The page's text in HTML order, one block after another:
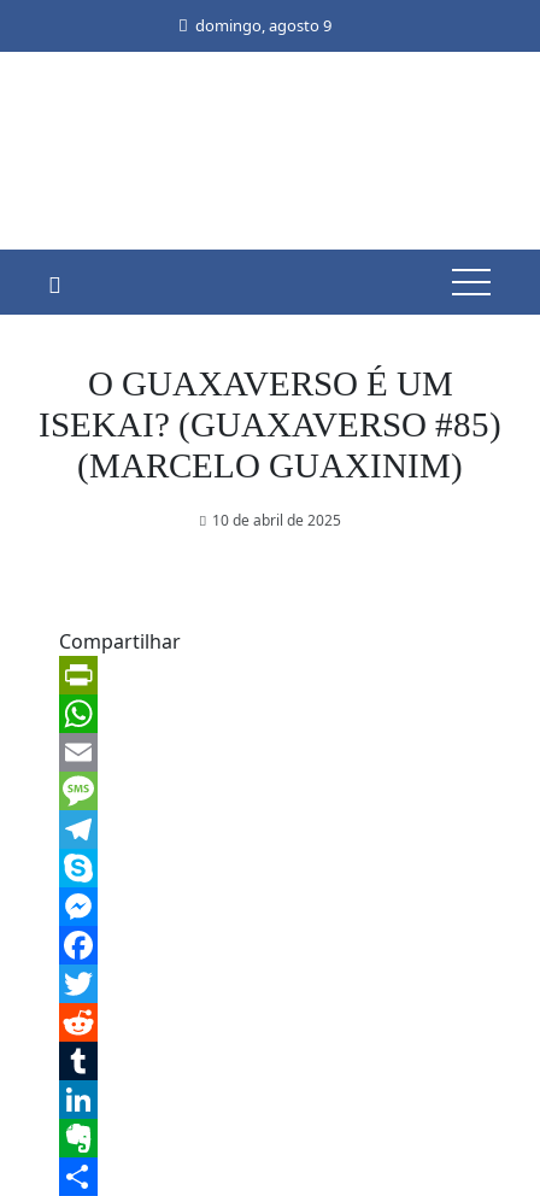
domingo, agosto 9
O GUAXAVERSO É UM
ISEKAI? (GUAXAVERSO #85)
(MARCELO GUAXINIM)
10 de abril de 2025
Compartilhar
PrintFriendly
WhatsApp
Email
Message
Telegram
Skype
Messenger
Facebook
Twitter
Reddit
Tumblr
LinkedIn
Evernote